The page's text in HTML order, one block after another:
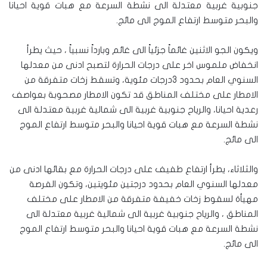
جنوبية غربية معتدلة الى نشطة السرعة مع هبات قوية احيانا
والبحر متوسط ارتفاع الموج الى مائج.
ويكون الجو الاثنين غائماً جزئياً الى غائم وبارداً نسبياً ، حيث يطرأ
انخفاض ملموس اخر على درجات الحرارة لتصبح ادنى من معدلها
السنوي العام بحدود 3درجات مئوية، وتسقط زخات متفرقة من
الامطار على مختلف المناطق قد تكون الامطار مصحوبة بعواصف
رعدية احيانا، والرياح جنوبية غربية الى شمالية غربية معتدلة الى
نشطة السرعة مع هبات قوية احيانا والبحر متوسط ارتفاع الموج
الى مائج.
والثلاثاء، يطرأ ارتفاع طفيف على درجات الحرارة مع بقائها ادنى من
معدلها السنوي العام بحدود درجتين مئويتين، وتكون الفرصة
مهيأة لسقوط زخات خفيفة متفرقة من الامطار على مختلف
المناطق ، والرياح جنوبية غربية الى شمالية غربية معتدلة الى
نشطة السرعة مع هبات قوية احيانا والبحر متوسط ارتفاع الموج
الى مائج.